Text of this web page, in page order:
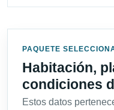
PAQUETE
Habitación,
condiciones
Estos datos